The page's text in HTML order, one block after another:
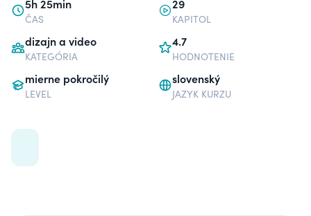
5h 25min
ČAS
29
KAPITOL
dizajn a video
KATEGÓRIA
4.7
HODNOTENIE
mierne pokročilý
LEVEL
slovenský
JAZYK KURZU